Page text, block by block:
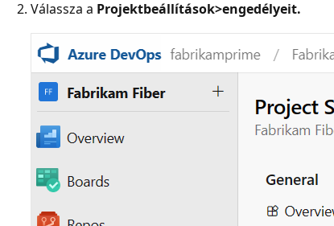
Válassza a Projektbeállítások>engedélyeit.